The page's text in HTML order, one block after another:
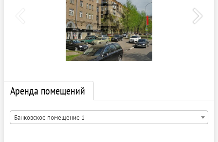
Аренда помещений
Банковское помещение 1